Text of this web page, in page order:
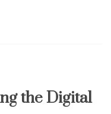
the Digital